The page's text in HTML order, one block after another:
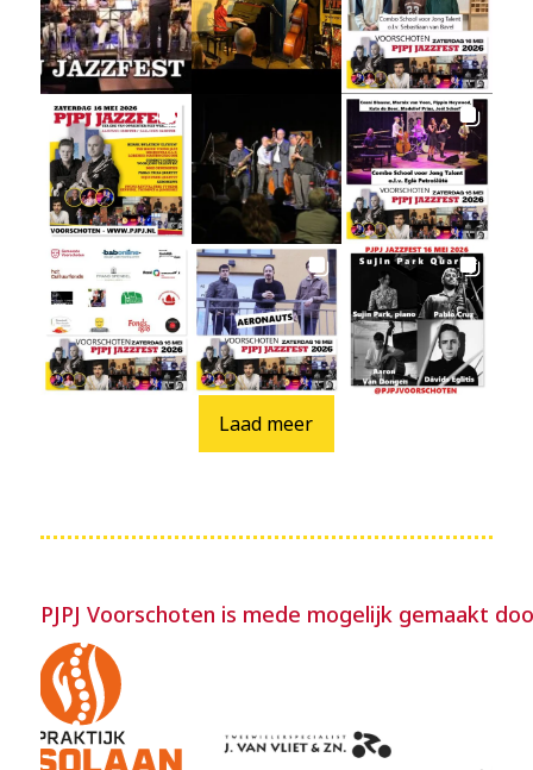
Laad meer
PJPJ Voorschoten is mede mogelijk gemaakt